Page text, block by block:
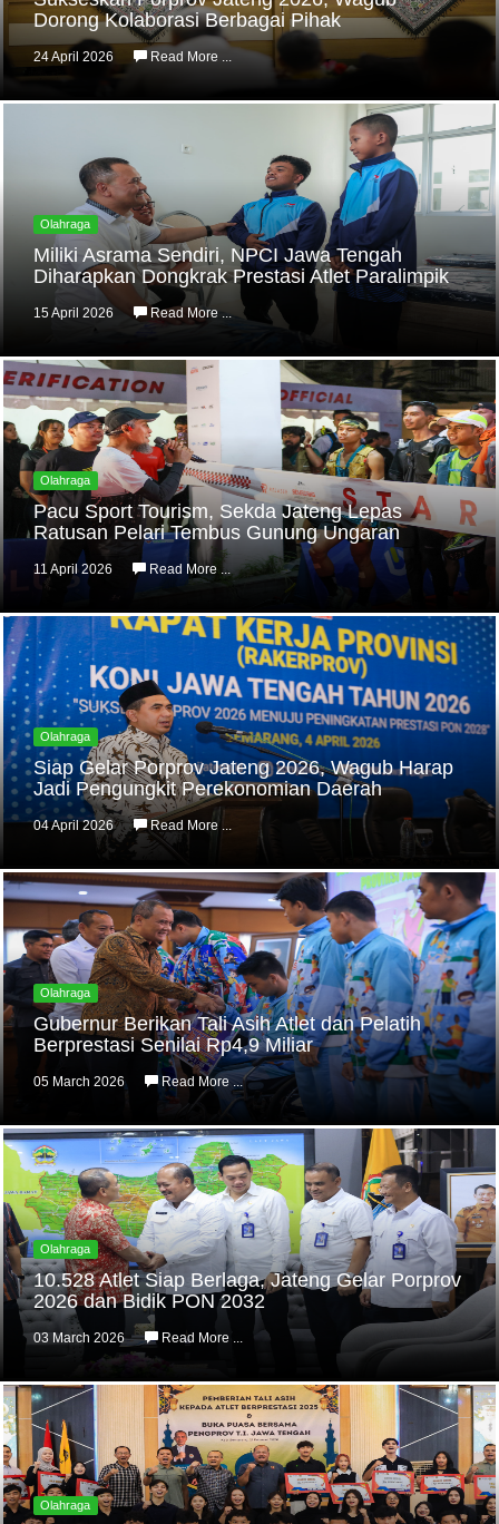
Dorong Kolaborasi Berbagai Pihak
24 April 2026 Read More ...
Olahraga
Miliki Asrama Sendiri, NPCI Jawa Tengah
Diharapkan Dongkrak Prestasi Atlet Paralimpik
15 April 2026 Read More ...
Olahraga
Pacu Sport Tourism, Sekda Jateng Lepas
Ratusan Pelari Tembus Gunung Ungaran
11 April 2026 Read More ...
Olahraga
Siap Gelar Porprov Jateng 2026, Wagub Harap
Jadi Pengungkit Perekonomian Daerah
04 April 2026 Read More ...
Olahraga
Gubernur Berikan Tali Asih Atlet dan Pelatih
Berprestasi Senilai Rp4,9 Miliar
05 March 2026 Read More ...
Olahraga
10.528 Atlet Siap Berlaga, Jateng Gelar Porprov
2026 dan Bidik PON 2032
03 March 2026 Read More ...
Olahraga